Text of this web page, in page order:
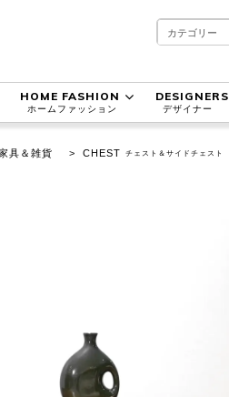
HOME FASHION
ホームファッション
DESIGNERS
デザイナー
具＆雑貨 > CHEST チェスト＆サイドチェスト